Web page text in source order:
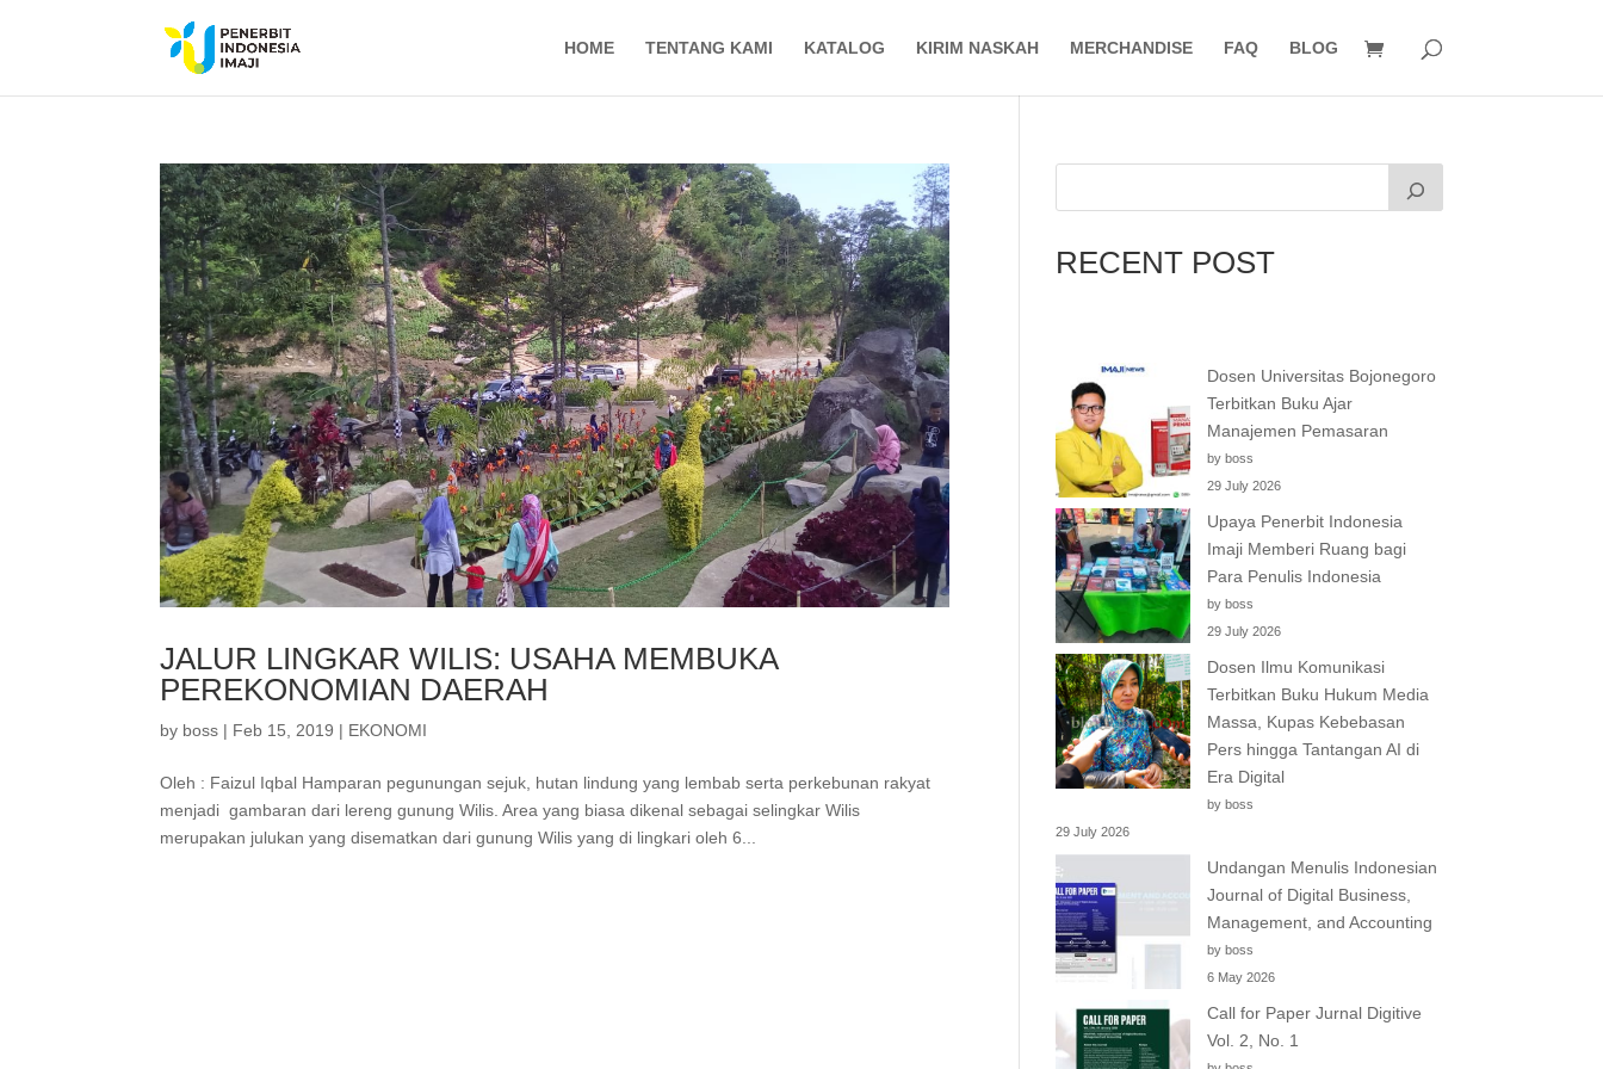
HOME TENTANG KAMI KATALOG KIRIM NASKAH MERCHANDISE FAQ BLOG
JALUR LINGKAR WILIS: USAHA MEMBUKA
PEREKONOMIAN DAERAH
by boss | Feb 15, 2019 | EKONOMI
Oleh : Faizul Iqbal Hamparan pegunungan sejuk, hutan lindung yang lembab serta perkebunan rakyat
menjadi gambaran dari lereng gunung Wilis. Area yang biasa dikenal sebagai selingkar Wilis
merupakan julukan yang disematkan dari gunung Wilis yang di lingkari oleh 6...
RECENT POST
Dosen Universitas Bojonegoro
Terbitkan Buku Ajar
Manajemen Pemasaran
by boss
29 July 2026
Upaya Penerbit Indonesia
Imaji Memberi Ruang bagi
Para Penulis Indonesia
by boss
29 July 2026
Dosen Ilmu Komunikasi
Terbitkan Buku Hukum Media
Massa, Kupas Kebebasan
Pers hingga Tantangan AI di
Era Digital
by boss
29 July 2026
Undangan Menulis Indonesian
Journal of Digital Business,
Management, and Accounting
by boss
6 May 2026
Call for Paper Jurnal Digitive
Vol. 2, No. 1